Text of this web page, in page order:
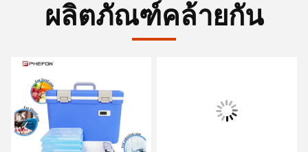
ผลิตภัณฑ์คล้ายกัน